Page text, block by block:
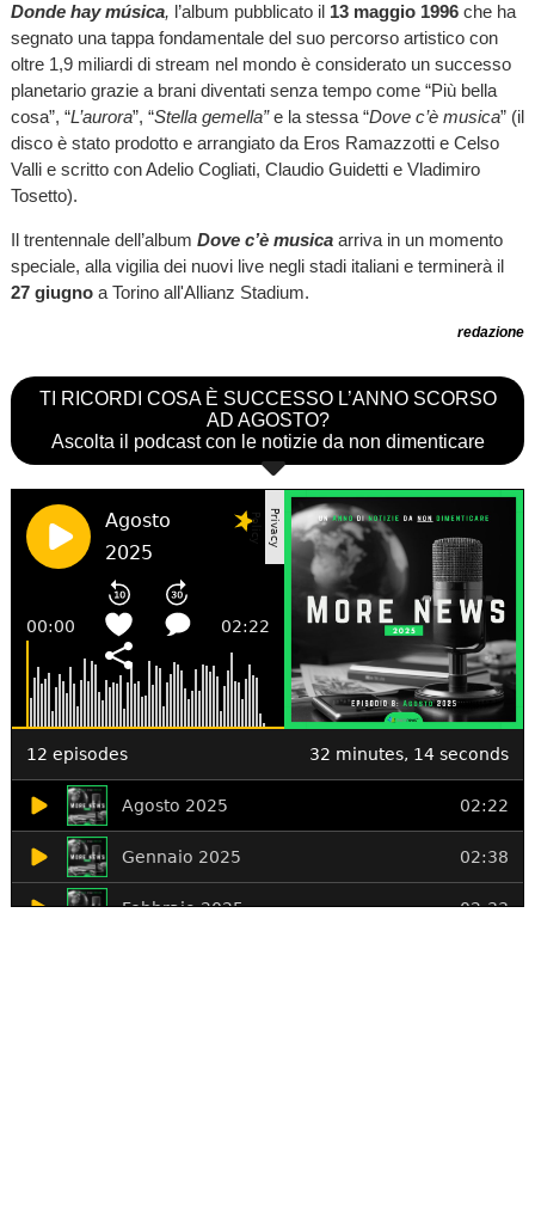
Donde hay música, l’album pubblicato il 13 maggio 1996che ha
segnato una tappa fondamentale del suo percorso artistico con
oltre 1,9 miliardi di stream nel mondo è considerato un successo
planetario grazie a brani diventati senza tempo come “Più bella
cosa”, “L’aurora”, “Stella gemella”e la stessa “Dove c’è musica” (il
disco è stato prodotto e arrangiato da Eros Ramazzotti e Celso
Valli e scritto con Adelio Cogliati, Claudio Guidetti e Vladimiro
Tosetto).
Il trentennale dell’album Dove c’è musicaarriva in un momento
speciale, alla vigilia dei nuovi live negli stadi italiani e terminerà il
27 giugnoa Torino all'Allianz Stadium.
redazione
TI RICORDI COSA È SUCCESSO L’ANNO SCORSO
AD AGOSTO?
Ascolta il podcast con le notizie da non dimenticare